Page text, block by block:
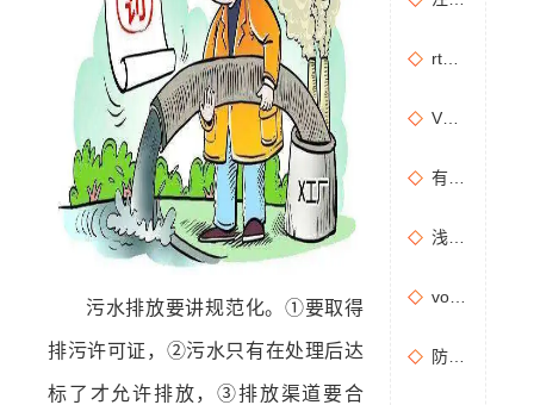
污水排放要讲规范化。①要取得
排污许可证，②污水只有在处理后达
标了才允许排放，③排放渠道要合